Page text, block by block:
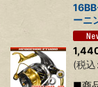
並び順
ーニ
(税込: